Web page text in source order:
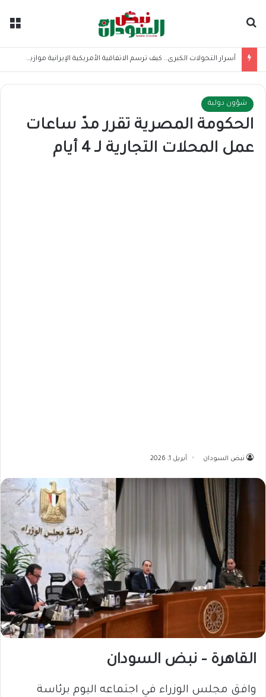
أسرار التحولات الكبرى.. كيف ترسم الاتفاقية الأمريكية الإيرانية موازين القوى بالمنطقة؟
شؤون دولية
الحكومة المصرية تقرر مدّ ساعات
عمل المحلات التجارية لـ 4 أيام
نبض السودان أبريل 1, 2026
القاهرة – نبض السودان
وافق مجلس الوزراء في اجتماعه اليوم برئاسة